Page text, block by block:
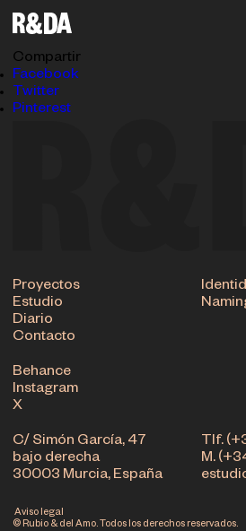
13.05.2026
Compartir
Facebook
Twitter
Pinterest
Tlf.
M.
C/ Simón García, 47
bajo derecha
30003 Murcia, España
Proyectos
Estudio
Diario
Contacto
Behance
Instagram
X
© Rubio & del Amo. Todos los derechos reservados.
Aviso legal